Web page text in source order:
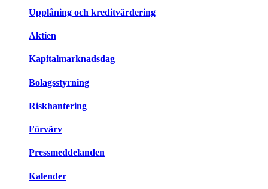
Upplåning och kreditvärdering
Aktien
Kapitalmarknadsdag
Bolagsstyrning
Riskhantering
Förvärv
Pressmeddelanden
Kalender